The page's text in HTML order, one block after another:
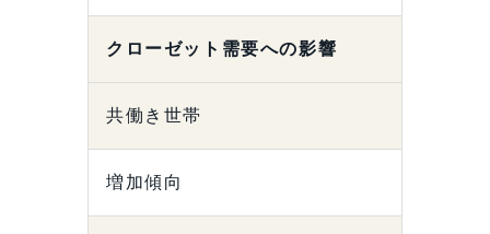
クローゼット需要への影響
共働き世帯
増加傾向